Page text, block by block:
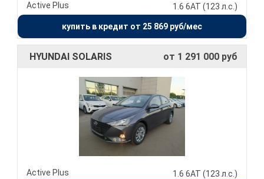
Active Plus 1.6 6АТ (123 л.с.)
купить в кредит от 25 869 руб/мес
HYUNDAI SOLARIS от 1 291 000 руб
Active Plus 1.6 6АТ (123 л.с.)